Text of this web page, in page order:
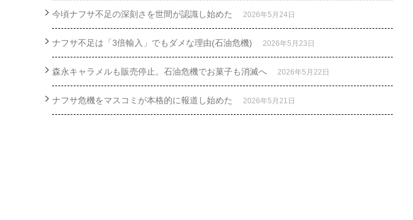
今頃ナフサ不足の深刻さを世間が認識し始めた 2026年5月24日
ナフサ不足は「3倍輸入」でもダメな理由(石油危機) 2026年5月23日
森永キャラメルも販売停止。石油危機でお菓子も消滅へ 2026年5月22日
ナフサ危機をマスコミが本格的に報道し始めた 2026年5月21日